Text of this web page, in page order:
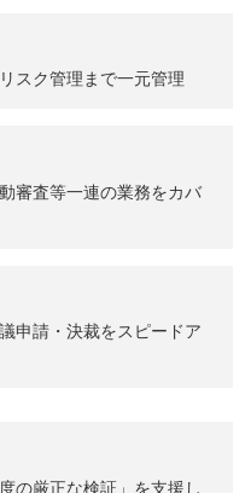
スク管理まで一元管理
審査等一連の業務をカバ
申請・決裁をスピードア
の厳正な検証」を支援し